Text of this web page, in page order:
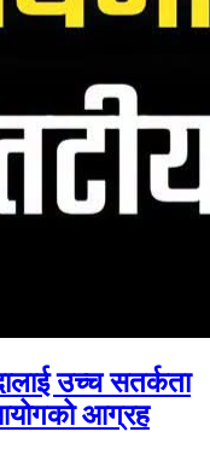
उच्च सतर्कता
आग्रह